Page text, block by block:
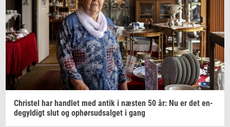
Chri­stel har hand­let med antik i næ­sten 50 år: Nu er det en­
de­gyl­digt slut og op­hør­s­ud­sal­get i gang